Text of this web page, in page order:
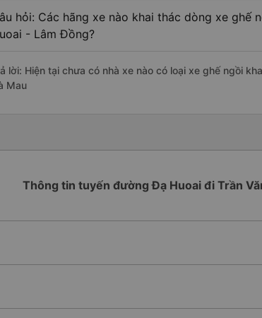
hỏi: Các hãng xe nào khai thác dòng xe ghế
- Lâm Đồng?
lời: Hiện tại chưa có nhà xe nào có loại xe ghế ngồi
Mau
Thông tin tuyến đường Đạ Huoai đi Trần